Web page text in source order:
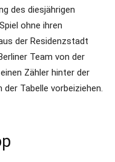
des diesjährigen
ohne ihren
der Residenzstadt
Team von der
Zähler hinter der
Tabelle vorbeiziehen.